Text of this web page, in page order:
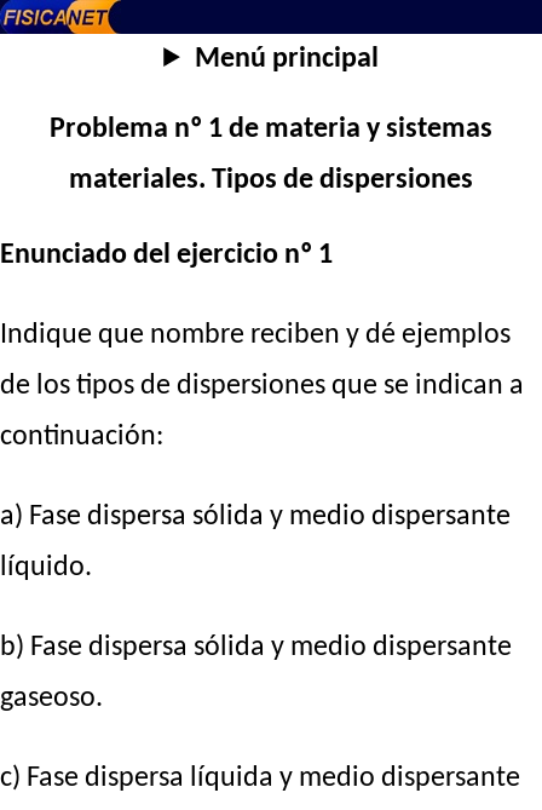
Menú principal
Problema nº 1 de materia y sistemas
materiales. Tipos de dispersiones
Enunciado del ejercicio nº 1
Indique que nombre reciben y dé ejemplos
de los tipos de dispersiones que se indican a
continuación:
a) Fase dispersa sólida y medio dispersante
líquido.
b) Fase dispersa sólida y medio dispersante
gaseoso.
c) Fase dispersa líquida y medio dispersante